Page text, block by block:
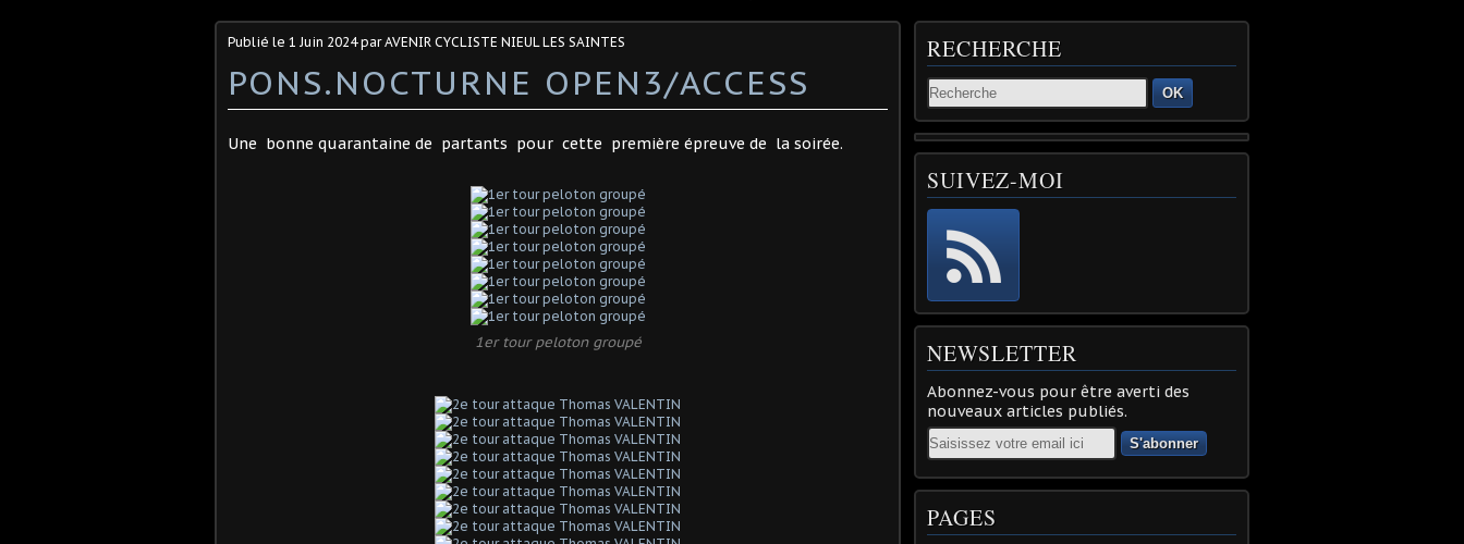
Publié le 1 Juin 2024par AVENIR CYCLISTE NIEUL LES SAINTES
PONS.NOCTURNE OPEN3/ACCESS
Une bonne quarantaine de partants pour cette première épreuve de la soirée.
1er tour peloton groupé
RECHERCHE
OK
SUIVEZ-MOI
NEWSLETTER
Abonnez-vous pour être averti des
nouveaux articles publiés.
Email
PAGES